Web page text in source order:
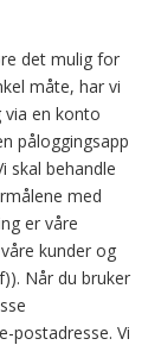
det mulig for
måte, har vi
en konto
påloggingsapp
skal behandle
med
er våre
kunder og
Når du bruker
postadresse. Vi